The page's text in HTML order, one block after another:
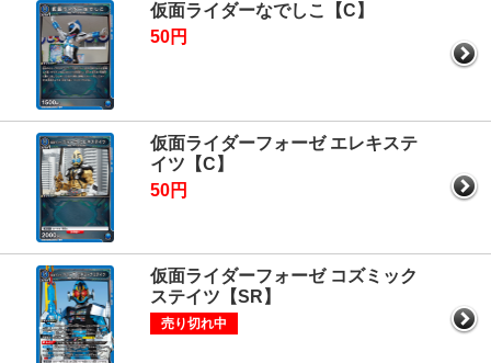
仮面ライダーなでしこ【C】
50円
仮面ライダーフォーゼ エレキステ
イツ【C】
50円
仮面ライダーフォーゼ コズミック
ステイツ【SR】
売り切れ中